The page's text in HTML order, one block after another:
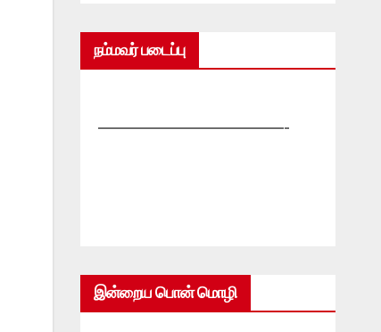
நம்மவர் படைப்பு
—————————————-
இன்றைய பொன் மொழி